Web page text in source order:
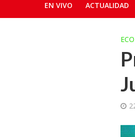
EN VIVO ACTUALIDAD